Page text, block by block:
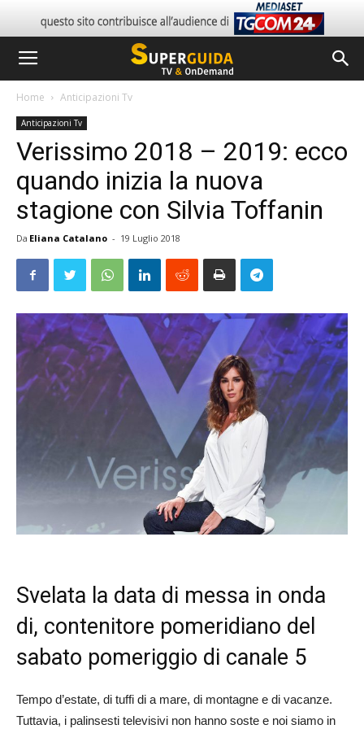
Home Anticipazioni Tv
Anticipazioni Tv
Verissimo 2018 – 2019: ecco
quando inizia la nuova
stagione con Silvia Toffanin
Da Eliana Catalano - 19 Luglio 2018
Svelata la data di messa in onda
di, contenitore pomeridiano del
sabato pomeriggio di canale 5
Tempo d’estate, di tuffi di a mare, di montagne e di vacanze.
Tuttavia, i palinsesti televisivi non hanno soste e noi siamo in